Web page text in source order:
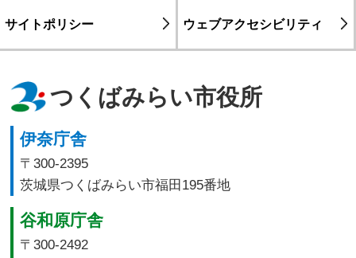
サイトポリシー ウェブアクセシビリティ
つくばみらい市役所
伊奈庁舎
〒300-2395
茨城県つくばみらい市福田195番地
谷和原庁舎
〒300-2492